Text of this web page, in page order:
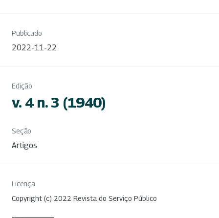
Publicado
2022-11-22
Edição
v. 4 n. 3 (1940)
Seção
Artigos
Licença
Copyright (c) 2022 Revista do Serviço Público